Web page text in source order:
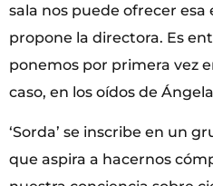
sala nos puede ofrecer
propone la directora. Es
ponemos por primera vez
caso, en los oídos de
‘Sorda’ se inscribe en un
que aspira a hacernos